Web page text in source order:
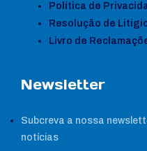
Política de
Resolução de
Livro de
Newsletter
Subcreva a nossa
notícias